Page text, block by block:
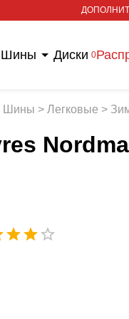
Шины Диски 0
Шины > Легковые >